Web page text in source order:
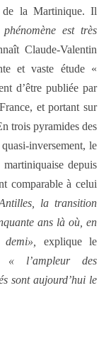
de la Martinique. Il
est très
Claude-Valentin
et vaste étude «
d’être publiée par
et portant sur
trois pyramides des
inversement, le
depuis
comparable à celui
la transition
ans là où, en
explique le
« l’ampleur des
sont aujourd’hui le